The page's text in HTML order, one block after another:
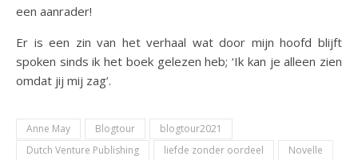
een aanrader!
Er is een zin van het verhaal wat door mijn hoofd blijft
spoken sinds ik het boek gelezen heb; ‘Ik kan je alleen zien
omdat jij mij zag’.
Anne May Blogtour
blogtour2021
Dutch Venture Publishing
liefde zonder oordeel
Novelle